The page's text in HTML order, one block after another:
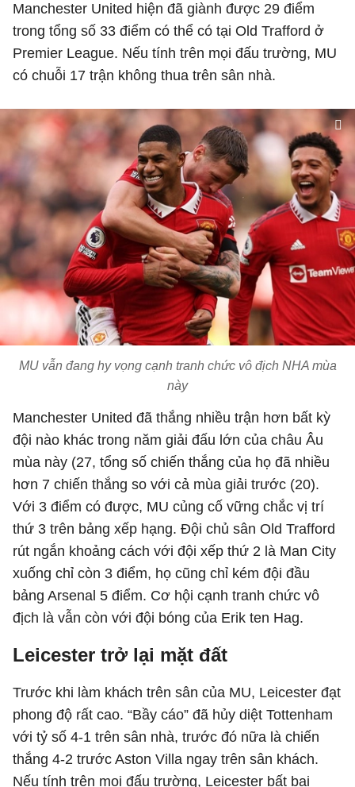
Manchester United hiện đã giành được 29 điểm
trong tổng số 33 điểm có thể có tại Old Trafford ở
Premier League. Nếu tính trên mọi đấu trường, MU
có chuỗi 17 trận không thua trên sân nhà.
MU vẫn đang hy vọng cạnh tranh chức vô địch NHA mùa
này
Manchester United đã thắng nhiều trận hơn bất kỳ
đội nào khác trong năm giải đấu lớn của châu Âu
mùa này (27, tổng số chiến thắng của họ đã nhiều
hơn 7 chiến thắng so với cả mùa giải trước (20).
Với 3 điểm có được, MU củng cố vững chắc vị trí
thứ 3 trên bảng xếp hạng. Đội chủ sân Old Trafford
rút ngắn khoảng cách với đội xếp thứ 2 là Man City
xuống chỉ còn 3 điểm, họ cũng chỉ kém đội đầu
bảng Arsenal 5 điểm. Cơ hội cạnh tranh chức vô
địch là vẫn còn với đội bóng của Erik ten Hag.
Leicester trở lại mặt đất
Trước khi làm khách trên sân của MU, Leicester đạt
phong độ rất cao. “Bầy cáo” đã hủy diệt Tottenham
với tỷ số 4-1 trên sân nhà, trước đó nữa là chiến
thắng 4-2 trước Aston Villa ngay trên sân khách.
Nếu tính trên mọi đấu trường, Leicester bất bại